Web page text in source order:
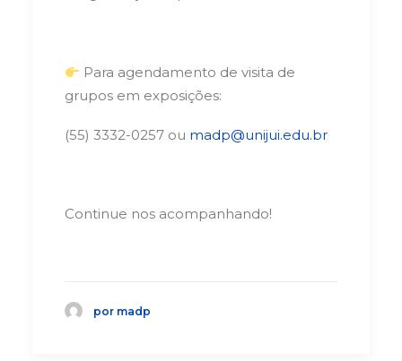
Para agendamento de visita de
grupos em exposições:
(55) 3332-0257 ou madp@unijui.edu.br
Continue nos acompanhando!
por madp